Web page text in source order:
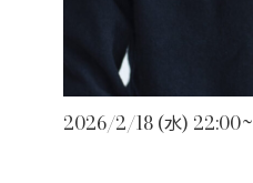
2026/2/18 (水) 22:00~